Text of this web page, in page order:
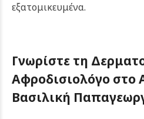
εξατομικευμένα.
Γνωρίστε τη
Αφροδισιολόγο στο
Βασιλική